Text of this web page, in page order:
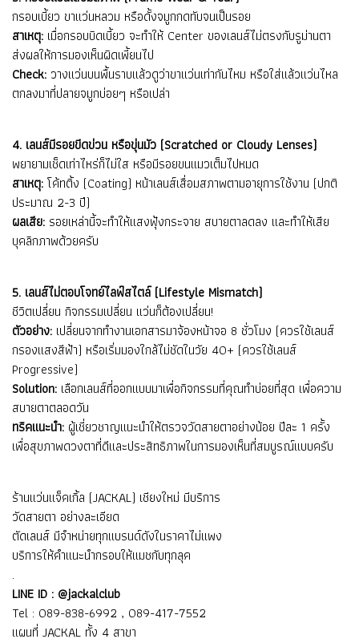
กรอบเบี้ยว ขาแว่นหลวม หรือดั้งจมูกกดทับจนเป็นรอย
สาเหตุ: เมื่อกรอบบิดเบี้ยว จะทำให้ Center ของเลนส์ไม่ตรงกับรูม่านตา
ส่งผลให้การมองเห็นผิดเพี้ยนไป
Check: วางแว่นบนพื้นราบแล้วดูว่าขาแว่นเท่ากันไหม หรือใส่แล้วแว่นไหล
ตกลงมาที่ปลายจมูกบ่อยๆ หรือเปล่า
4. เลนส์มีรอยขีดข่วน หรือขุ่นมัว (Scratched or Cloudy Lenses)
พยายามเช็ดเท่าไหร่ก็ไม่ใส หรือมีรอยขนแมวเต็มไปหมด
สาเหตุ: โค้ทติ้ง (Coating) หน้าเลนส์เสื่อมสภาพตามอายุการใช้งาน (ปกติ
ประมาณ 2-3 ปี)
ผลเสีย: รอยเหล่านี้จะทำให้แสงฟุ้งกระจาย สบายตาลดลง และทำให้เสีย
บุคลิกภาพด้วยครับ
5. เลนส์ไม่ตอบโจทย์ไลฟ์สไตล์ (Lifestyle Mismatch)
ชีวิตเปลี่ยน กิจกรรมเปลี่ยน แว่นก็ต้องเปลี่ยน!
ตัวอย่าง: เปลี่ยนจากทำงานเอกสารมาจ้องหน้าจอ 8 ชั่วโมง (ควรใช้เลนส์
กรองแสงสีฟ้า) หรือเริ่มมองใกล้ไม่ชัดในวัย 40+ (ควรใช้เลนส์
Progressive)
Solution: เลือกเลนส์ที่ออกแบบมาเพื่อกิจกรรมที่คุณทำบ่อยที่สุด เพื่อความ
สบายตาตลอดวัน
ทริคแนะนำ: ผู้เชี่ยวชาญแนะนำให้ตรวจวัดสายตาอย่างน้อย ปีละ 1 ครั้ง
เพื่อสุขภาพดวงตาที่ดีและประสิทธิภาพในการมองเห็นที่สมบูรณ์แบบครับ
ร้านแว่นแจ็คเกิ้ล (JACKAL) เชียงใหม่ มีบริการ
วัดสายตา อย่างละเอียด
ตัดเลนส์ มีจำหน่ายทุกแบรนด์ดังในราคาไม่แพง
บริการให้คำแนะนำกรอบให้แมชกับทุกลุค
.
LINE ID : @jackalclub
Tel : 089-838-6992 , 089-417-7552
แผนที่ JACKAL ทั้ง 4 สาขา